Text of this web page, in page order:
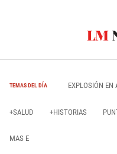
TEMAS DEL DÍA EXPLOSIÓN EN
+SALUD +HISTORIAS
MAS E